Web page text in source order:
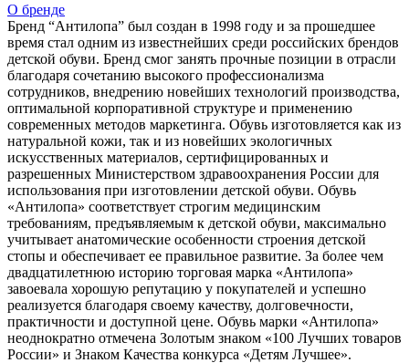
О бренде
Бренд “Антилопа” был создан в 1998 году и за прошедшее
время стал одним из известнейших среди российских брендов
детской обуви. Бренд смог занять прочные позиции в отрасли
благодаря сочетанию высокого профессионализма
сотрудников, внедрению новейших технологий производства,
оптимальной корпоративной структуре и применению
современных методов маркетинга. Обувь изготовляется как из
натуральной кожи, так и из новейших экологичных
искусственных материалов, сертифицированных и
разрешенных Министерством здравоохранения России для
использования при изготовлении детской обуви. Обувь
«Антилопа» соответствует строгим медицинским
требованиям, предъявляемым к детской обуви, максимально
учитывает анатомические особенности строения детской
стопы и обеспечивает ее правильное развитие. За более чем
двадцатилетнюю историю торговая марка «Антилопа»
завоевала хорошую репутацию у покупателей и успешно
реализуется благодаря своему качеству, долговечности,
практичности и доступной цене. Обувь марки «Антилопа»
неоднократно отмечена Золотым знаком «100 Лучших товаров
России» и Знаком Качества конкурса «Детям Лучшее».